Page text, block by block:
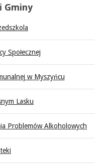
Gminy
Społecznej
w Myszyńcu
Lasku
Problemów Alkoholowych